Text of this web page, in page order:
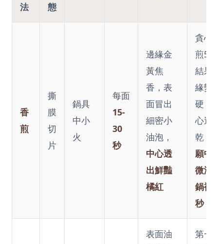
法
態
香
煎
撕
膜
切
片
鍋具
中小
火
每面
15-
30
秒
邊緣金
黃焦
香，表
面冒出
細密小
油泡，
中心透
出鮮豔
橘紅
貪心
煎5
結果
緣變
硬，
心過
乾！
願中
微涼
鍋補2
秒！
表面油
第一